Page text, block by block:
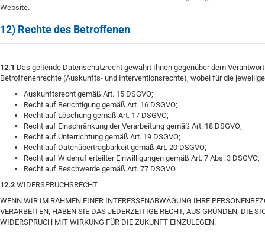
Website.
12) Rechte des Betroffenen
12.1 Das geltende Datenschutzrecht gewährt Ihnen gegenüber dem
Betroffenenrechte (Auskunfts- und Interventionsrechte), wobei für die
Auskunftsrecht gemäß Art. 15 DSGVO;
Recht auf Berichtigung gemäß Art. 16 DSGVO;
Recht auf Löschung gemäß Art. 17 DSGVO;
Recht auf Einschränkung der Verarbeitung gemäß Art. 18 DSGVO;
Recht auf Unterrichtung gemäß Art. 19 DSGVO;
Recht auf Datenübertragbarkeit gemäß Art. 20 DSGVO;
Recht auf Widerruf erteilter Einwilligungen gemäß Art. 7 Abs. 3 DSGVO;
Recht auf Beschwerde gemäß Art. 77 DSGVO.
12.2 WIDERSPRUCHSRECHT
WENN WIR IM RAHMEN EINER INTERESSENABWÄGUNG IHRE
VERARBEITEN, HABEN SIE DAS JEDERZEITIGE RECHT, AUS GRÜNDEN, DIE
WIDERSPRUCH MIT WIRKUNG FÜR DIE ZUKUNFT EINZULEGEN.